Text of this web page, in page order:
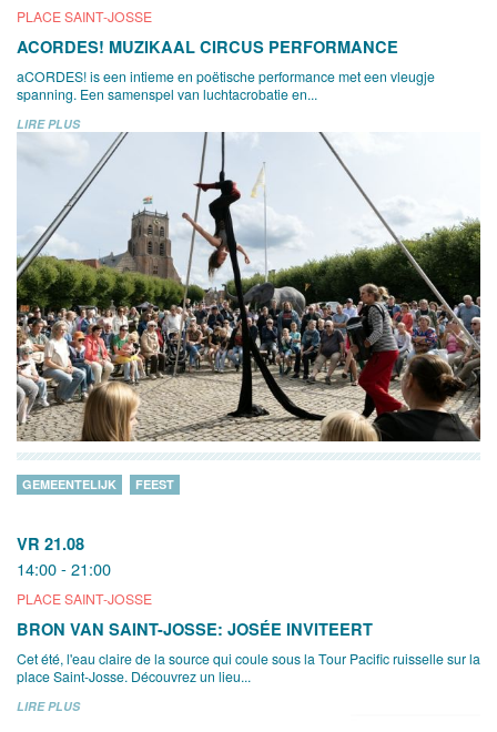
PLACE SAINT-JOSSE
ACORDES! MUZIKAAL CIRCUS PERFORMANCE
aCORDES! is een intieme en poëtische performance met een vleugje
spanning. Een samenspel van luchtacrobatie en...
LIRE PLUS
VR 21.08
14:00 - 21:00
PLACE SAINT-JOSSE
GEMEENTELIJK FEEST
BRON VAN SAINT-JOSSE: JOSÉE INVITEERT
Cet été, l'eau claire de la source qui coule sous la Tour Pacific ruisselle sur la
place Saint-Josse. Découvrez un lieu...
LIRE PLUS